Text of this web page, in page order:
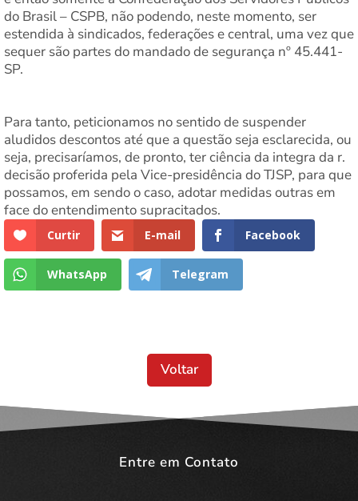
do Brasil – CSPB, não podendo, neste momento, ser
estendida à sindicados, federações e central, uma vez que
sequer são partes do mandado de segurança nº 45.441-
SP.
Para tanto, peticionamos no sentido de suspender
aludidos descontos até que a questão seja esclarecida, ou
seja, precisaríamos, de pronto, ter ciência da integra da r.
decisão proferida pela Vice-presidência do TJSP, para que
possamos, em sendo o caso, adotar medidas outras em
face do entendimento supracitados.
Curtir E-mail Facebook
WhatsApp Telegram
Voltar
Entre em Contato